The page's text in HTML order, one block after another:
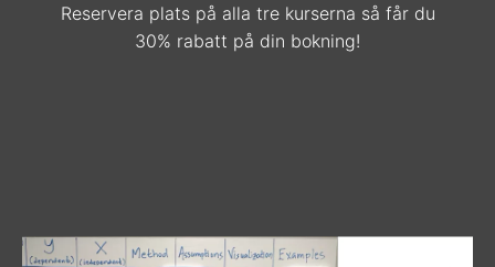
Reservera plats på alla tre kurserna så får du
30% rabatt på din bokning!